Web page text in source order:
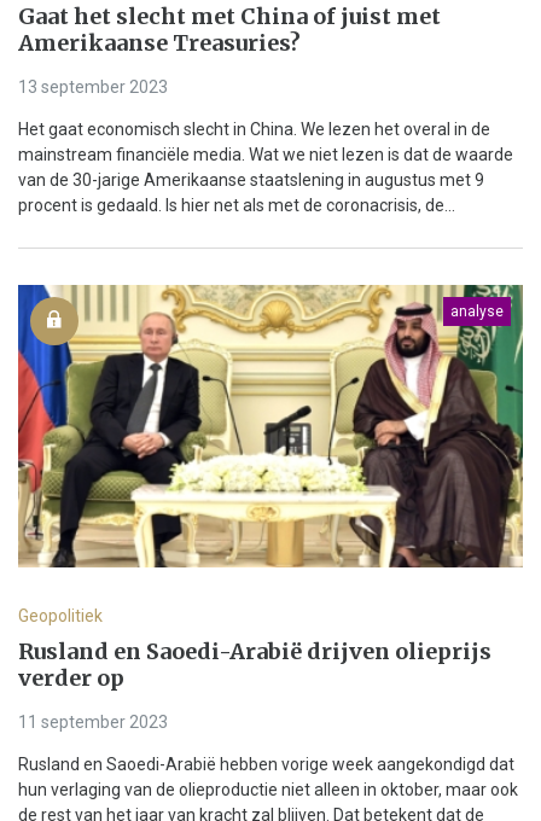
Gaat het slecht met China of juist met
Amerikaanse Treasuries?
13 september 2023
Het gaat economisch slecht in China. We lezen het overal in de
mainstream financiële media. Wat we niet lezen is dat de waarde
van de 30-jarige Amerikaanse staatslening in augustus met 9
procent is gedaald. Is hier net als met de coronacrisis, de...
analyse
Geopolitiek
Rusland en Saoedi-Arabië drijven olieprijs
verder op
11 september 2023
Rusland en Saoedi-Arabië hebben vorige week aangekondigd dat
hun verlaging van de olieproductie niet alleen in oktober, maar ook
de rest van het jaar van kracht zal blijven. Dat betekent dat de